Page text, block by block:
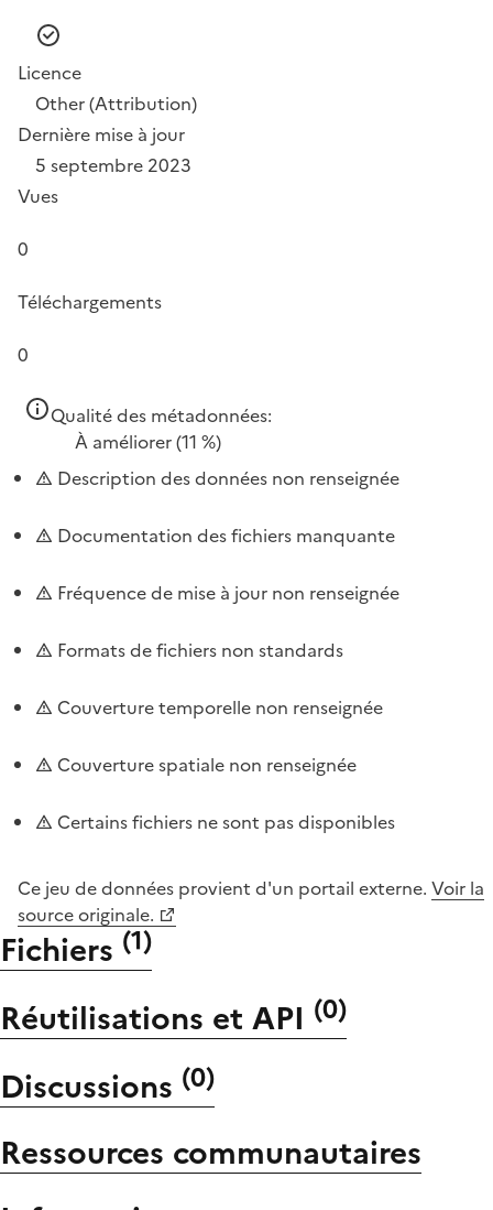
Licence
Other (Attribution)
Dernière mise à jour
5 septembre 2023
Vues
0
Téléchargements
0
Qualité des métadonnées:
À améliorer(11 %)
Description des données non renseignée
Documentation des fichiers manquante
Fréquence de mise à jour non renseignée
Formats de fichiers non standards
Couverture temporelle non renseignée
Couverture spatiale non renseignée
Certains fichiers ne sont pas disponibles
Ce jeu de données provient d'un portail externe. Voir la
source originale.
Fichiers (1)
Réutilisations et API (0)
Discussions (0)
Ressources communautaires